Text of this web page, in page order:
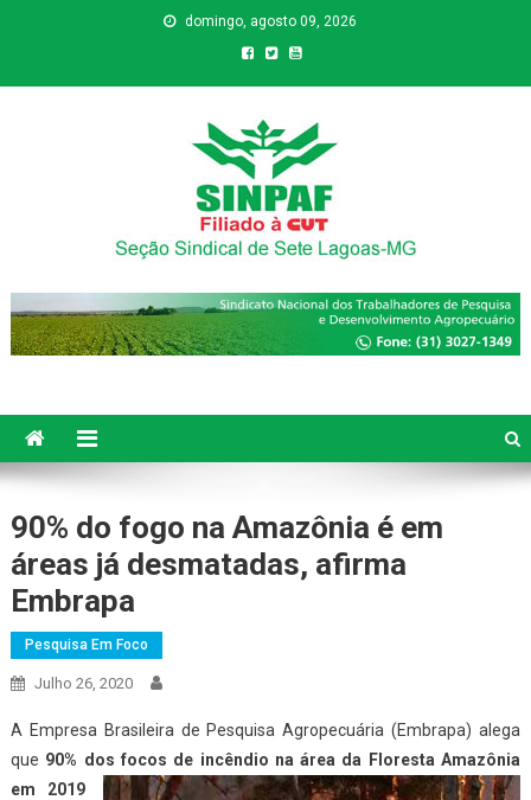
domingo, agosto 09, 2026
Sinpaf
90% do fogo na Amazônia é em
áreas já desmatadas, afirma
Embrapa
Pesquisa Em Foco
Julho 26, 2020
A Empresa Brasileira de Pesquisa Agropecuária (Embrapa) alega
que 90% dos focos de incêndio na área da Floresta Amazônia
em 2019